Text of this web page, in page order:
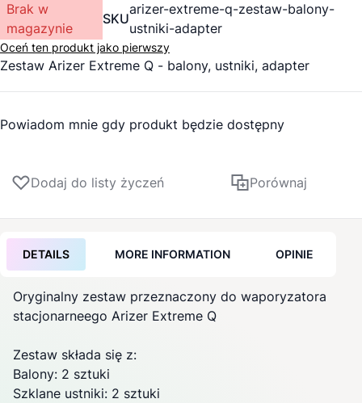
Brak w
magazynie
SKU
arizer-extreme-q-zestaw-balony-
ustniki-adapter
Oceń ten produkt jako pierwszy
Zestaw Arizer Extreme Q - balony, ustniki, adapter
Powiadom mnie gdy produkt będzie dostępny
Dodaj do listy życzeń Porównaj
DETAILS MORE INFORMATION OPINIE
Oryginalny zestaw przeznaczony do waporyzatora
stacjonarneego Arizer Extreme Q
Zestaw składa się z:
Balony: 2 sztuki
Szklane ustniki: 2 sztuki